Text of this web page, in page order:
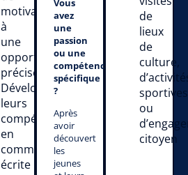
motivation
à
une
opportunité
précise
Développer
leurs
compétences
en
communication
écrite
Vous
avez
une
passion
ou une
compétence
spécifique
?
Après
avoir
découvert
les
jeunes
de
lieux
de
culture,
sportives
ou
citoyen